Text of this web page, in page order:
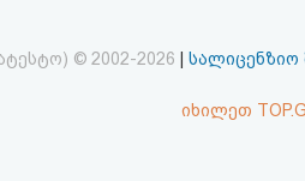
© 2002-2026 სალიცენზიო
იხილეთ